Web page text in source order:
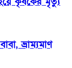
ভ্রাম্যমাণ